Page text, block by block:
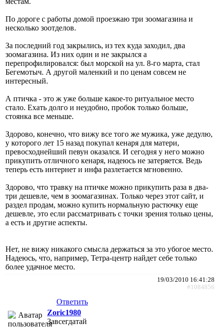
По дороге с работы домой проезжаю три зоомагазина и
несколько зоотделов.
За последний год закрылись, из тех куда заходил, два
зоомагазина. Из них один и не закрылся а
перепрофилировался: был морской на ул. 8-го марта, стал
Бегемотыч. А другой маленкий и по ценам совсем не
интересный.
А птичка - это ж уже больше какое-то ритуальное место
стало. Ехать долго и неудобно, пробок только больше,
стоянка все меньше.
Здорово, конечно, что вижу все того же мужика, уже дедулю,
у которого лет 15 назад покупал кенаря для матери,
превосходнейший певун оказался. И сегодня у него можно
прикупить отличного кенаря, надеюсь не затеряется. Ведь
теперь есть интернет и инфа разлетается мгновенно.
Здорово, что травку на птичке можно прикупить раза в два-
три дешевле, чем в зоомагазинах. Только через этот сайт, и
раздел продам, можно купить нормальную растючку еще
дешевле, это если рассматривать с точки зрения только цены,
а есть и другие аспекты.
Нет, не вижу никакого смысла держаться за это убогое место.
Надеюсь, что, например, Тетра-центр найдет себе только
более удачное место.
19/03/2010 16:41:28
#1084856
Ответить
Zoric1980
Завсегдатай